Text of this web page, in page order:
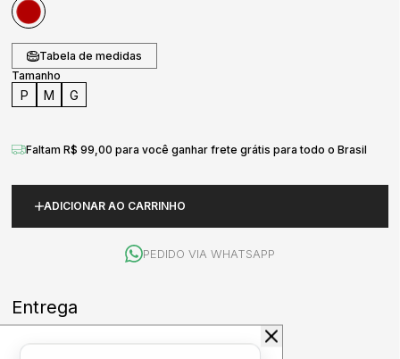
Tabela de medidas
Tamanho
P M G
ADICIONAR AO CARRINHO
Faltam R$ 99,00 para você ganhar frete grátis para todo o Brasil
PEDIDO VIA WHATSAPP